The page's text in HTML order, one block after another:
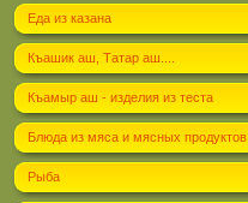
Еда из казана
Къашик аш, Татар аш....
Къамыр аш - изделия из теста
Блюда из мяса и мясных продуктов
Рыба